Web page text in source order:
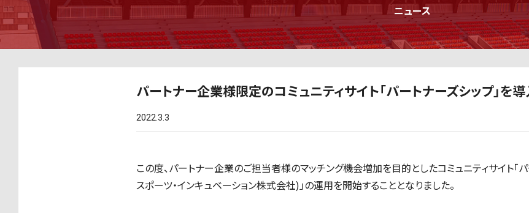
ニュース
パートナー企業様限定のコミュニティサイト「パートナーズシップ」を
2022.3.3
この度、パートナー企業のご担当者様のマッチング機会増加を目的としたコミュニティサイト「パ
スポーツ・インキュベーション株式会社)」の運用を開始することとなりました。